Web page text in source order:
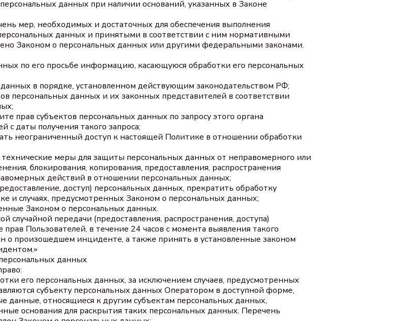
данных при наличии оснований, указанных в Законе
мер, необходимых и достаточных для обеспечения выполнения
данных и принятыми в соответствии с ним нормативными
Законом о персональных данных или другими федеральными законами.
по его просьбе информацию, касающуюся обработки его персональных
в порядке, установленном действующим законодательством РФ;
персональных данных и их законных представителей в соответствии
прав субъектов персональных данных по запросу этого органа
даты получения такого запроса;
неограниченный доступ к настоящей Политике в отношении обработки
меры для защиты персональных данных от неправомерного или
блокирования, копирования, предоставления, распространения
действий в отношении персональных данных;
доступ) персональных данных, прекратить обработку
и случаях, предусмотренных Законом о персональных данных;
Законом о персональных данных.
случайной передачи (предоставления, распространения, доступа)
Пользователей, в течение 24 часов с момента выявления такого
о произошедшем инциденте, а также принять в установленные законом
данных
его персональных данных, за исключением случаев, предусмотренных
субъекту персональных данных Оператором в доступной форме,
данные, относящиеся к другим субъектам персональных данных,
основания для раскрытия таких персональных данных. Перечень